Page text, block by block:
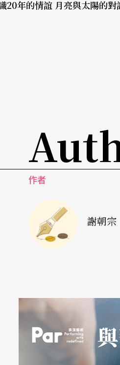
都有戲可演。Eugene Lang
，所以每個演員的劇場經驗
儘量讓劇本說話，不擅加自
辮，穿著旗袍；他甚至借來
出導演的裁決，例如原來劇
想方法。還有還《桃花源》
學生製作的味道，像是佈景
因此讓觀眾感到「戲原是假
是有挑戰性才好！」她說「
們不熟悉的。」
地區演出，不管是是國共交
相識20年的情誼 月亮與太陽的
作者
謝朝宗